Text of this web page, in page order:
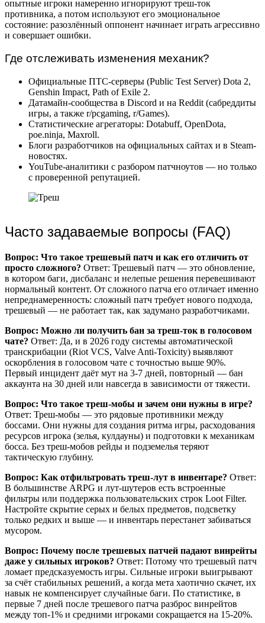
опытные игроки намеренно игнорируют треш-ток
противника, а потом используют его эмоциональное
состояние: разозлённый оппонент начинает играть агрессивно
и совершает ошибки.
Где отслеживать изменения механик?
Официальные ПТС-серверы (Public Test Server) Dota 2,
Genshin Impact, Path of Exile 2.
Датамайн-сообщества в Discord и на Reddit (сабреддиты
игры, а также r/pcgaming, r/Games).
Статистические агрегаторы: Dotabuff, OpenDota,
poe.ninja, Maxroll.
Блоги разработчиков на официальных сайтах и в Steam-
новостях.
YouTube-аналитики с разбором патчноутов — но только
с проверенной репутацией.
Часто задаваемые вопросы (FAQ)
Вопрос: Что такое трешевый патч и как его отличить от
просто сложного? Ответ: Трешевый патч — это обновление,
в котором баги, дисбаланс и нелепые решения перевешивают
нормальный контент. От сложного патча его отличает именно
непреднамеренность: сложный патч требует нового подхода,
трешевый — не работает так, как задумано разработчиками.
Вопрос: Можно ли получить бан за треш-ток в голосовом
чате? Ответ: Да, и в 2026 году системы автоматической
транскрибации (Riot VCS, Valve Anti-Toxicity) выявляют
оскорбления в голосовом чате с точностью выше 90%.
Первый инцидент даёт мут на 3-7 дней, повторный — бан
аккаунта на 30 дней или навсегда в зависимости от тяжести.
Вопрос: Что такое треш-мобы и зачем они нужны в игре?
Ответ: Треш-мобы — это рядовые противники между
боссами. Они нужны для создания ритма игры, расходования
ресурсов игрока (зелья, кулдауны) и подготовки к механикам
босса. Без треш-мобов рейды и подземелья теряют
тактическую глубину.
Вопрос: Как отфильтровать треш-лут в инвентаре? Ответ:
В большинстве ARPG и лут-шутеров есть встроенные
фильтры или поддержка пользовательских строк Loot Filter.
Настройте скрытие серых и белых предметов, подсветку
только редких и выше — и инвентарь перестанет забиваться
мусором.
Вопрос: Почему после трешевых патчей падают винрейты
даже у сильных игроков? Ответ: Потому что трешевый патч
ломает предсказуемость игры. Сильные игроки выигрывают
за счёт стабильных решений, а когда мета хаотично скачет, их
навык не компенсирует случайные баги. По статистике, в
первые 7 дней после трешевого патча разброс винрейтов
между топ-1% и средними игроками сокращается на 15-20%.